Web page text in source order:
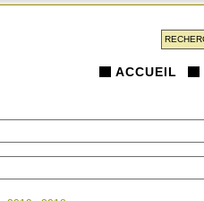
ACCUEIL